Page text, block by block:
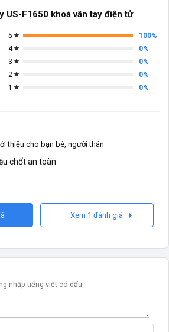
US-F1650 khoá vân tay điện tử
5
100%
4
0%
3
0%
2
0%
1
0%
thiệu cho bạn bè, người thân
chốt an toàn
Xem 1 đánh giá